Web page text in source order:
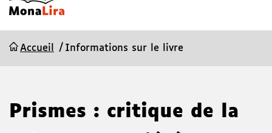
Accueil Informations sur le livre
Prismes : critique de la